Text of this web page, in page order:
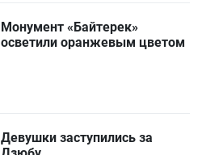
Монумент «Байтерек»
осветили оранжевым цветом
Девушки заступились за